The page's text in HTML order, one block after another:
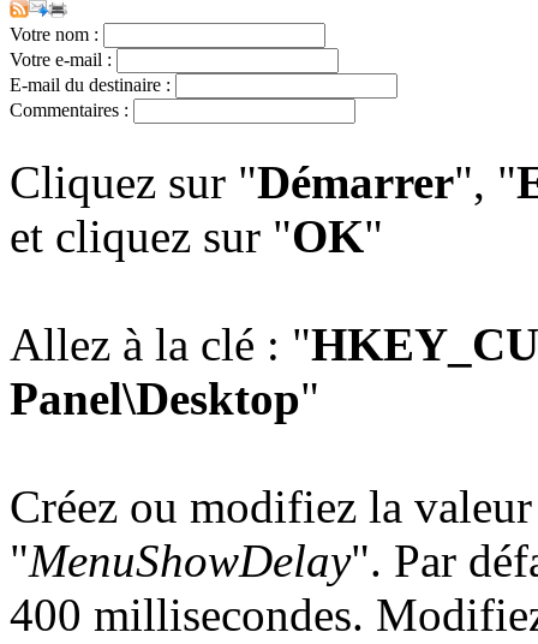
Votre nom :
Votre e-mail :
E-mail du destinaire :
Commentaires :
Cliquez sur "Démarrer", "
et cliquez sur "OK"
Allez à la clé : "
Panel\Desktop"
Créez ou modifiez la
"MenuShowDelay". Par
400 millisecondes.